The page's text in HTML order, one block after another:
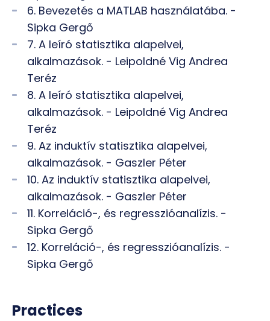
6. Bevezetés a MATLAB használatába. -
Sipka Gergő
7. A leíró statisztika alapelvei,
alkalmazások. - Leipoldné Vig Andrea
Teréz
8. A leíró statisztika alapelvei,
alkalmazások. - Leipoldné Vig Andrea
Teréz
9. Az induktív statisztika alapelvei,
alkalmazások. - Gaszler Péter
10. Az induktív statisztika alapelvei,
alkalmazások. - Gaszler Péter
11. Korreláció-, és regresszióanalízis. -
Sipka Gergő
12. Korreláció-, és regresszióanalízis. -
Sipka Gergő
Practices